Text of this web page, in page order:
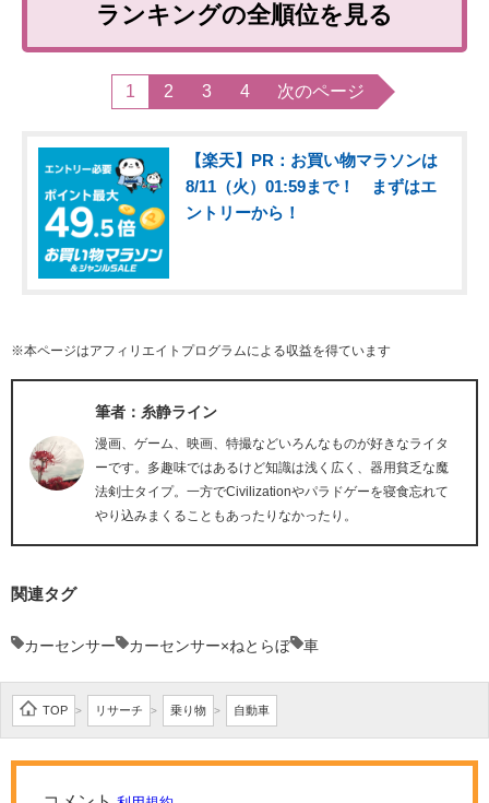
ランキングの全順位を見る
1 2 3 4 次のページ
【楽天】PR：お買い物マラソンは
8/11（火）01:59まで！ まずはエ
ントリーから！
※本ページはアフィリエイトプログラムによる収益を得ています
筆者：糸静ライン
漫画、ゲーム、映画、特撮などいろんなものが好きなライタ
ーです。多趣味ではあるけど知識は浅く広く、器用貧乏な魔
法剣士タイプ。一方でCivilizationやパラドゲーを寝食忘れて
やり込みまくることもあったりなかったり。
関連タグ
カーセンサー カーセンサー×ねとらぼ 車
TOP > リサーチ > 乗り物 > 自動車